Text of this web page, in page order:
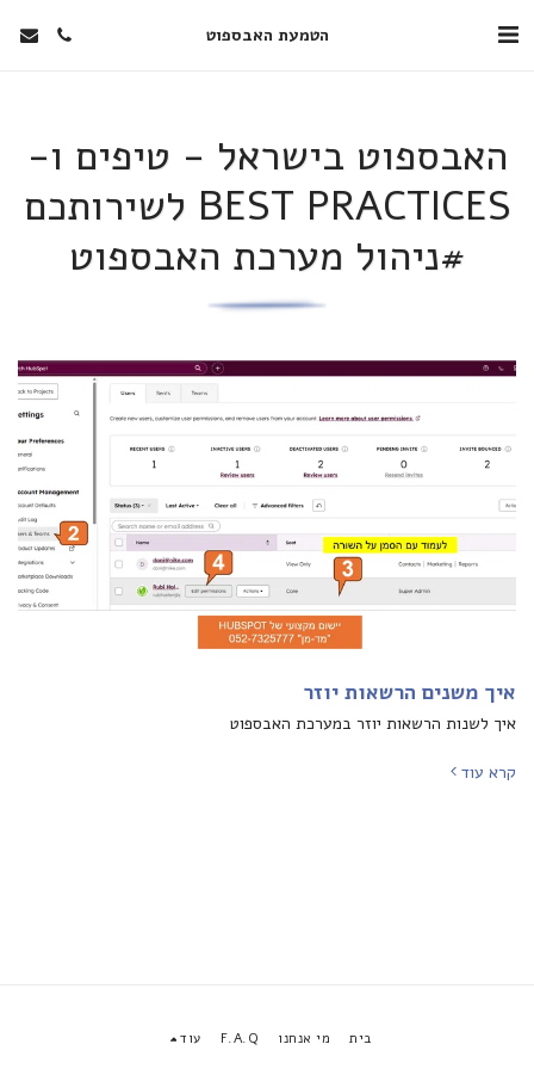
הטמעת האבספוט
האבספוט בישראל - טיפים ו-
BEST PRACTICES לשירותכם
#ניהול מערכת האבספוט
איך משנים הרשאות יוזר
איך לשנות הרשאות יוזר במערכת האבספוט
קרא עוד
בית מי אנחנו F.A.Q עוד